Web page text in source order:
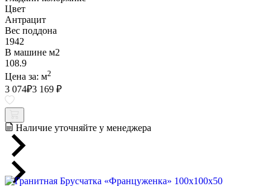
Цвет
Антрацит
Вес поддона
1942
В машине м2
108.9
Цена за: м2
3 074₽3 169 ₽
Наличие уточняйте у менеджера